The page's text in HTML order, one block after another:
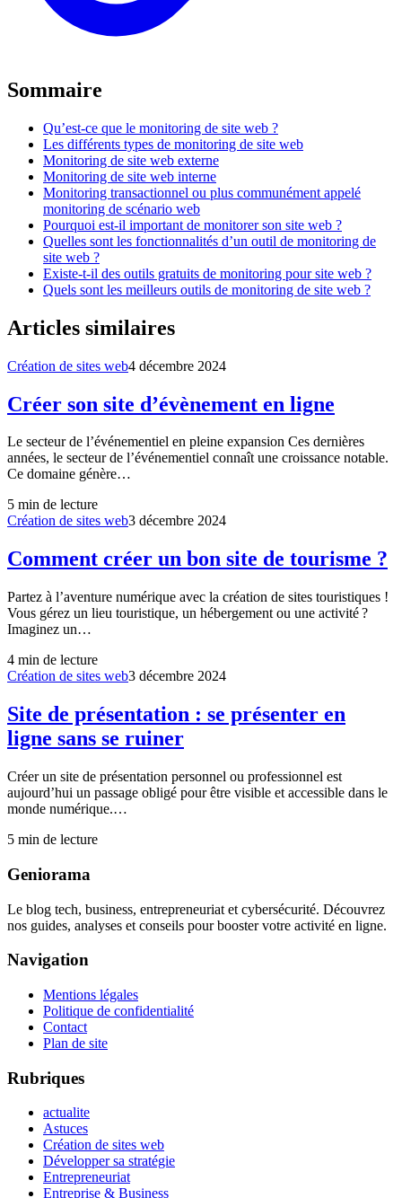
Sommaire
Qu’est-ce que le monitoring de site web ?
Les différents types de monitoring de site web
Monitoring de site web externe
Monitoring de site web interne
Monitoring transactionnel ou plus communément appelé
monitoring de scénario web
Pourquoi est-il important de monitorer son site web ?
Quelles sont les fonctionnalités d’un outil de monitoring de
site web ?
Existe-t-il des outils gratuits de monitoring pour site web ?
Quels sont les meilleurs outils de monitoring de site web ?
Articles similaires
Création de sites web4 décembre 2024
Créer son site d’évènement en ligne
Le secteur de l’événementiel en pleine expansion Ces dernières
années, le secteur de l’événementiel connaît une croissance notable.
Ce domaine génère…
5 min de lecture
Création de sites web3 décembre 2024
Comment créer un bon site de tourisme ?
Partez à l’aventure numérique avec la création de sites touristiques !
Vous gérez un lieu touristique, un hébergement ou une activité ?
Imaginez un…
4 min de lecture
Création de sites web3 décembre 2024
Site de présentation : se présenter en
ligne sans se ruiner
Créer un site de présentation personnel ou professionnel est
aujourd’hui un passage obligé pour être visible et accessible dans le
monde numérique.…
5 min de lecture
Geniorama
Le blog tech, business, entrepreneuriat et cybersécurité. Découvrez
nos guides, analyses et conseils pour booster votre activité en ligne.
Navigation
Mentions légales
Politique de confidentialité
Contact
Plan de site
Rubriques
actualite
Astuces
Création de sites web
Développer sa stratégie
Entrepreneuriat
Entreprise & Business